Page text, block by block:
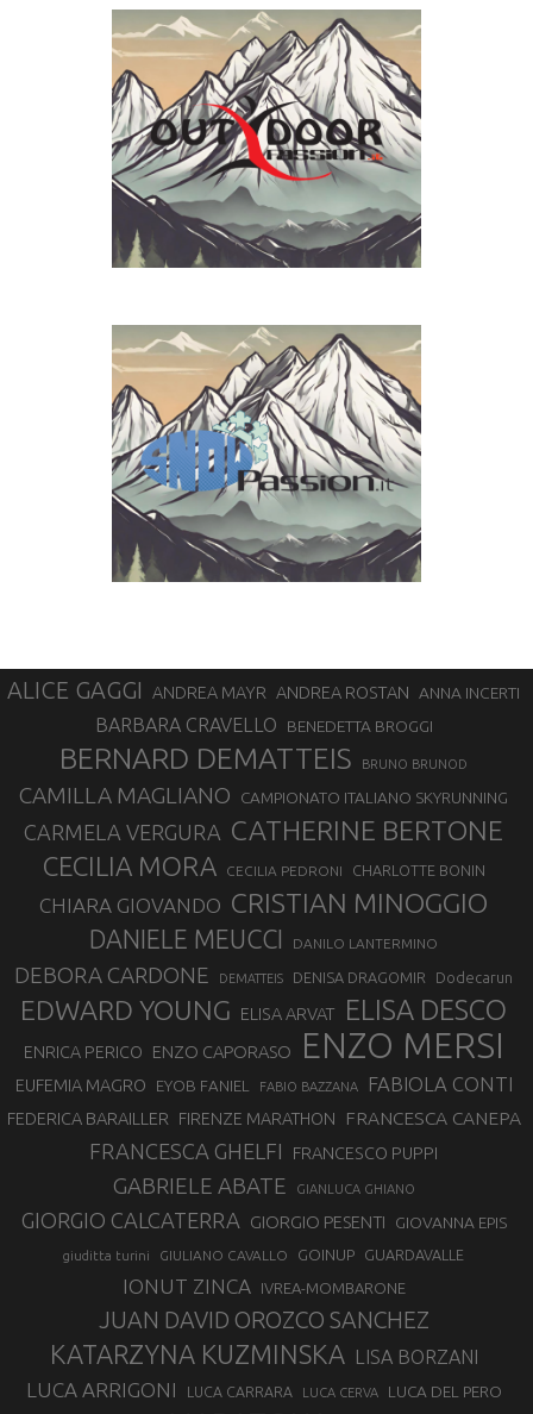
ALICE GAGGI ANDREA MAYR ANDREA ROSTAN ANNA INCERTI
BARBARA CRAVELLO BENEDETTA BROGGI
BERNARD DEMATTEIS BRUNO BRUNOD
CAMILLA MAGLIANO CAMPIONATO ITALIANO SKYRUNNING
CARMELA VERGURA CATHERINE BERTONE
CECILIA MORA CECILIA PEDRONI CHARLOTTE BONIN
CHIARA GIOVANDO CRISTIAN MINOGGIO
DANIELE MEUCCI DANILO LANTERMINO
DEBORA CARDONE DEMATTEIS DENISA DRAGOMIR Dodecarun
EDWARD YOUNG ELISA ARVAT ELISA DESCO
ENRICA PERICO ENZO CAPORASO ENZO MERSI
EUFEMIA MAGRO EYOB FANIEL FABIO BAZZANA FABIOLA CONTI
FEDERICA BARAILLER FIRENZE MARATHON FRANCESCA CANEPA
FRANCESCA GHELFI FRANCESCO PUPPI
GABRIELE ABATE GIANLUCA GHIANO
GIORGIO CALCATERRA GIORGIO PESENTI GIOVANNA EPIS
giuditta turini GIULIANO CAVALLO GOINUP GUARDAVALLE
IONUT ZINCA IVREA-MOMBARONE
JUAN DAVID OROZCO SANCHEZ
KATARZYNA KUZMINSKA LISA BORZANI
LUCA ARRIGONI LUCA CARRARA LUCA CERVA LUCA DEL PERO